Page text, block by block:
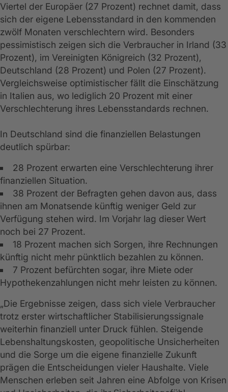
Viertel der Europäer (27 Prozent) rechnet damit, dass
sich der eigene Lebensstandard in den kommenden
zwölf Monaten verschlechtern wird. Besonders
pessimistisch zeigen sich die Verbraucher in Irland (33
Prozent), im Vereinigten Königreich (32 Prozent),
Deutschland (28 Prozent) und Polen (27 Prozent).
Vergleichsweise optimistischer fällt die Einschätzung
in Italien aus, wo lediglich 20 Prozent mit einer
Verschlechterung ihres Lebensstandards rechnen.
In Deutschland sind die finanziellen Belastungen
deutlich spürbar:
28 Prozent erwarten eine Verschlechterung ihrer
finanziellen Situation.
38 Prozent der Befragten gehen davon aus, dass
ihnen am Monatsende künftig weniger Geld zur
Verfügung stehen wird. Im Vorjahr lag dieser Wert
noch bei 27 Prozent.
18 Prozent machen sich Sorgen, ihre Rechnungen
künftig nicht mehr pünktlich bezahlen zu können.
7 Prozent befürchten sogar, ihre Miete oder
Hypothekenzahlungen nicht mehr leisten zu können.
„Die Ergebnisse zeigen, dass sich viele Verbraucher
trotz erster wirtschaftlicher Stabilisierungssignale
weiterhin finanziell unter Druck fühlen. Steigende
Lebenshaltungskosten, geopolitische Unsicherheiten
und die Sorge um die eigene finanzielle Zukunft
prägen die Entscheidungen vieler Haushalte. Viele
Menschen erleben seit Jahren eine Abfolge von Krisen